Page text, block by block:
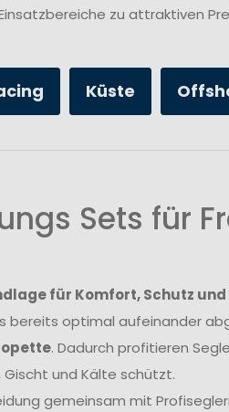
zu attraktiven
Küste
Sets für
für Komfort, Schutz und
bereits optimal aufeinander
. Dadurch profitieren
und Kälte schützt.
gemeinsam mit